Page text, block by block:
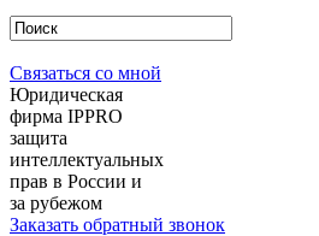
Связаться со мной
Юридическая
фирма IPPRO
защита
интеллектуальных
прав в России и
за рубежом
Заказать обратный звонок